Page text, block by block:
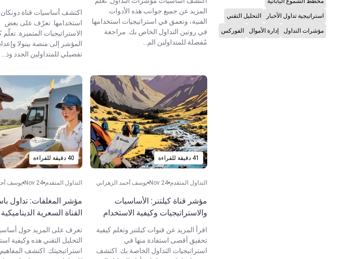
استراتيجية تداول الأخبار التحليل التقني
مؤشرات التداول إدارة الأموال الفوركس
المزيد عن جميع جوانب هذه الأدوات
الفنية، وتعمق في استراتيجيات استخدامها
في روتين التداول الخاص بك. مراجعة
مُفصلة للمتداولين الم...
اكتشف أساسيات قناة دونكان
استخدامها. تعرّف على بعض
الاستراتيجيات المتميزة. تعلّم
المؤشر إلى منصة بينولا
تفصيلي للمتداولين الجدد وذ...
41 دقيقة للقراءة
التداول المتقدم Nov 24 يوسف أحمد الزهراني
مؤشر قناة كيلتنر: الأساسيات
والاستراتيجيات وكيفية الاستخدام
اقرأ المزيد عن قنوات كيلتنر وتعلم كيفية
تحقيق أقصى استفادة منها في
استراتيجيات التداول الخاصة بك. اكتشف
40 دقيقة للقراءة
التداول المتقدم Nov 24 يوسف
مؤشر المغلفات: تداول
القناة السعرية الديناميكية
تعرف على المزيد حول
التحليل التقني هذه وكيفية
استراتيجيتك. اكتشف